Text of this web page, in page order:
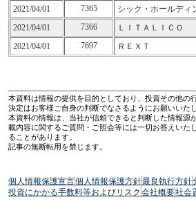
2021/04/01
7365 シック・ホールディ
2021/04/01
7366 ＬＩＴＡＬＩＣＯ
2021/04/01
7697 ＲＥＸＴ
本資料は情報の提供を目的としており、投資その他の
決定はお客様ご自身の判断でなさるようにお願いいたし
本資料の情報は、当社が信頼できると判断した情報源
載内容に関するご質問・ご照会等には一切お答えいた
ることがあります。
記事の無断転用を禁じます。
個人情報保護宣言個人情報保護方針最良執行方針
投資にかかる手数料等およびリスク 会社概要社会